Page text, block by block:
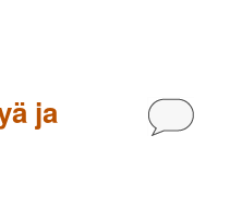
ja
Kommentoi